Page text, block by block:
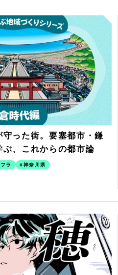
った街。要塞都市・鎌
、これからの都市論
ラ 神奈川県